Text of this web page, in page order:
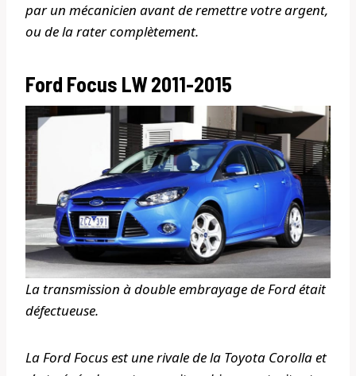
par un mécanicien avant de remettre votre argent,
ou de la rater complètement.
Ford Focus LW 2011-2015
La transmission à double embrayage de Ford était
défectueuse.
La Ford Focus est une rivale de la Toyota Corolla et